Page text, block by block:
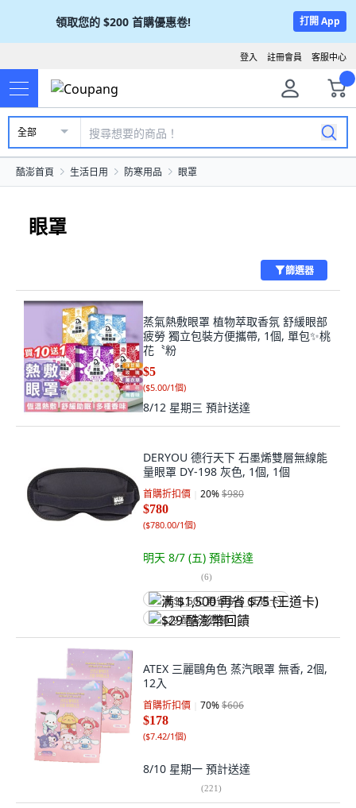
領取您的 $200 首購優惠卷! 打開 App
客服中心
註冊會員
登入
全部
酷澎首頁 生活日用 防寒用品 眼罩
眼罩
篩選器
蒸氣熱敷眼罩 植物萃取香氛 舒緩眼部
疲勞 獨立包裝方便攜帶, 1個, 單包✨桃
花〝粉
$5
($5.00/1個)
8/12 星期三 預計送達
DERYOU 德行天下 石墨烯雙層無線能
量眼罩 DY-198 灰色, 1個, 1個
首購折扣價 20%$980
$780
($780.00/1個)
明天 8/7 (五) 預計送達
(6)
满 $1,500 再省 $75 (王道卡)
$29 酷澎幣回饋
ATEX 三麗鷗角色 蒸汽眼罩 無香, 2個,
12入
首購折扣價 70%$606
$178
($7.42/1個)
8/10 星期一 預計送達
(221)